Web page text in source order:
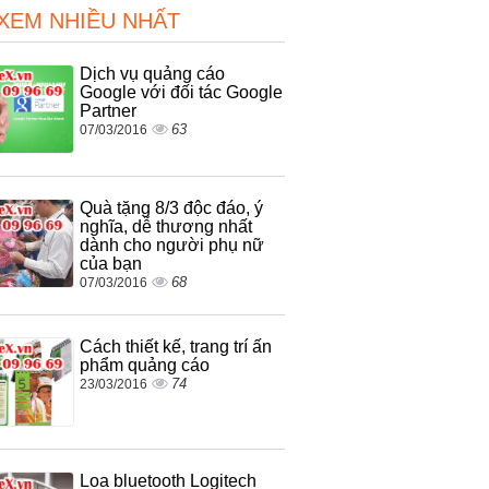
NHIỀU NHẤT
Dịch vụ quảng cáo
Google với đối tác Google
Partner
07/03/2016 63
Quà tặng 8/3 độc đáo, ý
nghĩa, dễ thương nhất
dành cho người phụ nữ
của bạn
07/03/2016 68
Cách thiết kế, trang trí ấn
phẩm quảng cáo
23/03/2016 74
Loa bluetooth Logitech